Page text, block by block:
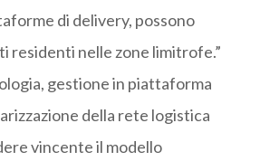
di delivery, possono
residenti nelle zone limitrofe.”
gestione in piattaforma
della rete logistica
vincente il modello